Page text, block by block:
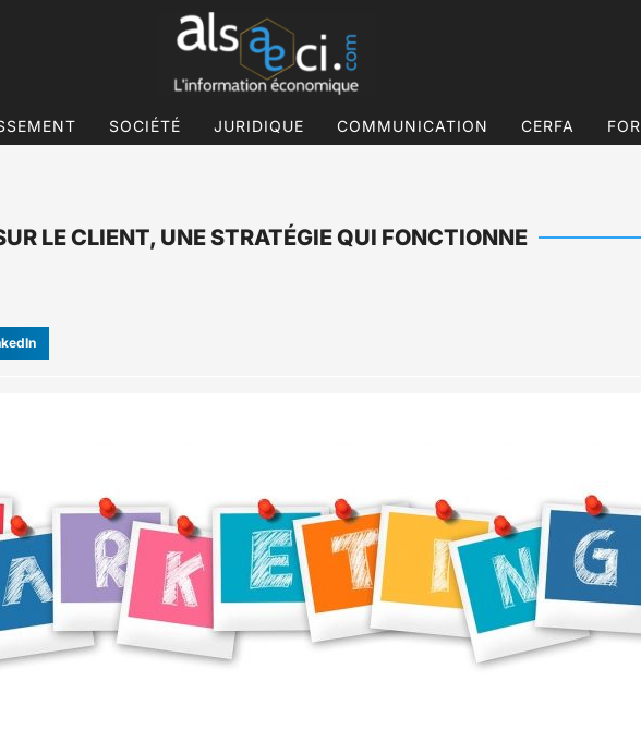
SOCIÉTÉ JURIDIQUE COMMUNICATION CERFA
LE CLIENT, UNE STRATÉGIE QUI FONCTIONNE